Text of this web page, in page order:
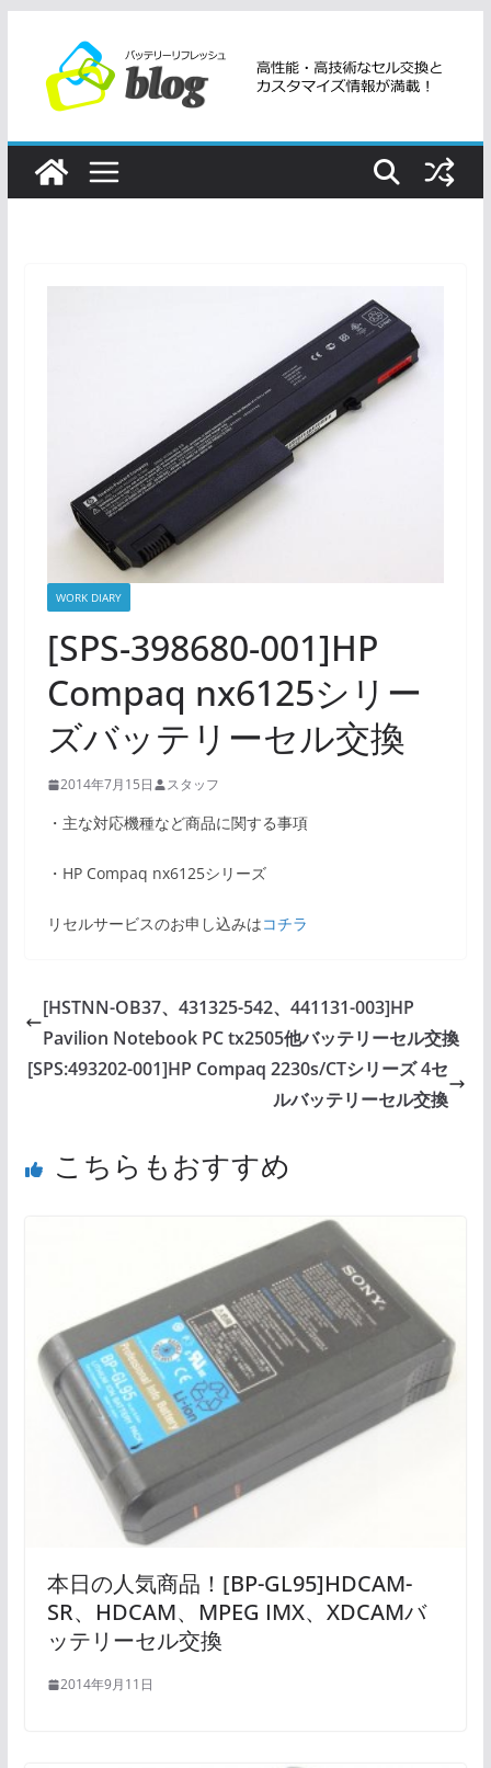
ツ
WORK DIARY
[SPS-398680-001]HP
Compaq nx6125シリー
ズバッテリーセル交換
2014年7月15日 スタッフ
・主な対応機種など商品に関する事項
・HP Compaq nx6125シリーズ
リセルサービスのお申し込みはコチラ
[HSTNN-OB37、431325-542、441131-003]HP
Pavilion Notebook PC tx2505他バッテリーセル交換
[SPS:493202-001]HP Compaq 2230s/CTシリーズ 4セ
ルバッテリーセル交換
こちらもおすすめ
本日の人気商品！[BP-GL95]HDCAM-
SR、HDCAM、MPEG IMX、XDCAMバ
ッテリーセル交換
2014年9月11日